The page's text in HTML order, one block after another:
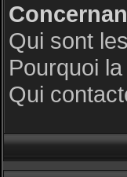
Qui sont
Pourquoi
Qui